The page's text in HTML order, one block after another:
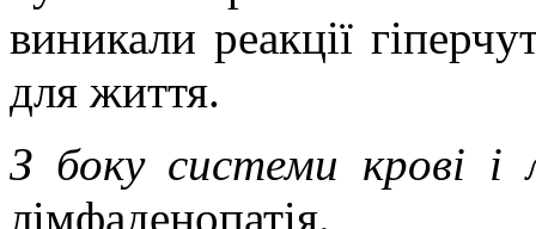
виникали реакції
для життя.
З боку системи крові і
лімфаденопатія.